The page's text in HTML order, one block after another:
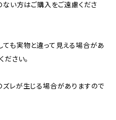
い方はご購入をご遠慮くださ
も実物と違って見える場合があ
ださい。
ズレが生じる場合がありますので